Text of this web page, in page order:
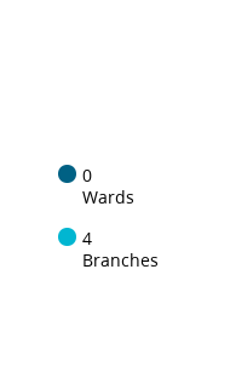
0
Wards
4
Branches